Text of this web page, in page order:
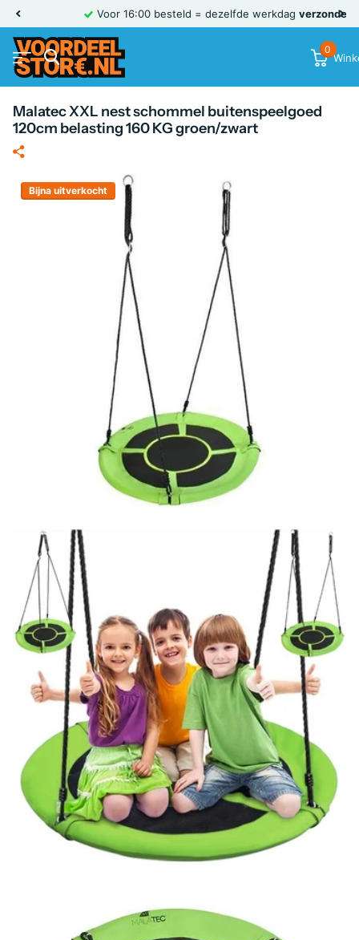
Voor 16:00 besteld = dezelfde werkdagverzonden
0
Malatec XXL nest schommel buitenspeelgoed
120cm belasting 160 KG groen/zwart
Bijna uitverkocht